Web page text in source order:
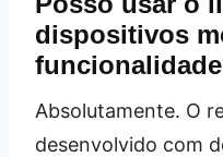
dispositivos
Absolutamente. O
desenvolvido com